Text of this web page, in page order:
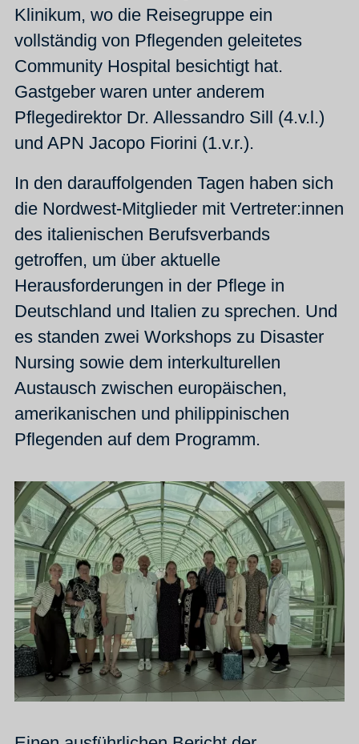
Klinikum, wo die Reisegruppe ein
vollständig von Pflegenden geleitetes
Community Hospital besichtigt hat.
Gastgeber waren unter anderem
Pflegedirektor Dr. Allessandro Sill (4.v.l.)
und APN Jacopo Fiorini (1.v.r.).
In den darauffolgenden Tagen haben sich
die Nordwest-Mitglieder mit Vertreter:innen
des italienischen Berufsverbands
getroffen, um über aktuelle
Herausforderungen in der Pflege in
Deutschland und Italien zu sprechen. Und
es standen zwei Workshops zu Disaster
Nursing sowie dem interkulturellen
Austausch zwischen europäischen,
amerikanischen und philippinischen
Pflegenden auf dem Programm.